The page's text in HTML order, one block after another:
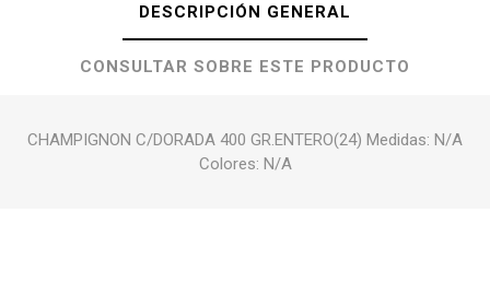
DESCRIPCIÓN GENERAL
CONSULTAR SOBRE ESTE PRODUCTO
CHAMPIGNON C/DORADA 400 GR.ENTERO(24) Medidas: N/A
Colores: N/A